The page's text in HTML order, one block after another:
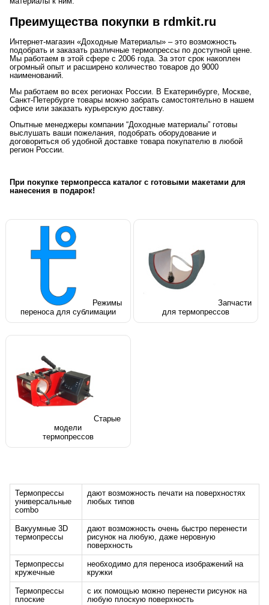
Преимущества покупки в rdmkit.ru
Интернет-магазин «Доходные Материалы» – это возможность
подобрать и заказать различные термопрессы по доступной цене.
Мы работаем в этой сфере с 2006 года. За этот срок накоплен
огромный опыт и расширено количество товаров до 9000
наименований.
Мы работаем во всех регионах России. В Екатеринбурге, Москве,
Санкт-Петербурге товары можно забрать самостоятельно в нашем
офисе или заказать курьерскую доставку.
Опытные менеджеры компании “Доходные материалы” готовы
выслушать ваши пожелания, подобрать оборудование и
договориться об удобной доставке товара покупателю в любой
регион России.
При покупке термопресса каталог с готовыми макетами для
нанесения в подарок!
Режимы
переноса для сублимации
Запчасти
для термопрессов
Старые
модели
термопрессов
Термопрессы
универсальные
combo
дают возможность печати на поверхностях
любых типов
Вакуумные 3D
термопрессы
дают возможность очень быстро перенести
рисунок на любую, даже неровную
поверхность
Термопрессы
кружечные
необходимо для переноса изображений на
кружки
Термопрессы
плоские
с их помощью можно перенести рисунок на
любую плоскую поверхность